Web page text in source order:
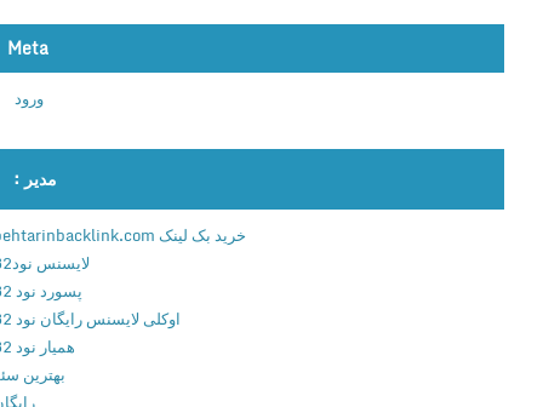
ر
م
ه
ا
ص
Meta
مدیر :
خرید بک لینک behtarinbacklink.com
لایسنس نود32
پسورد نود 32
اوکلی لایسنس رایگان نود 32
همیار نود 32
بهترین سئو